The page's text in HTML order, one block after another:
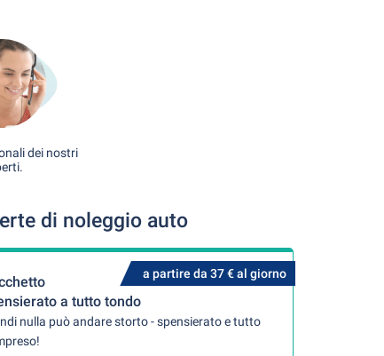
dei nostri
di noleggio auto
a partire da 37 € al giorno
a tutto tondo
nulla può andare storto - spensierato e tutto